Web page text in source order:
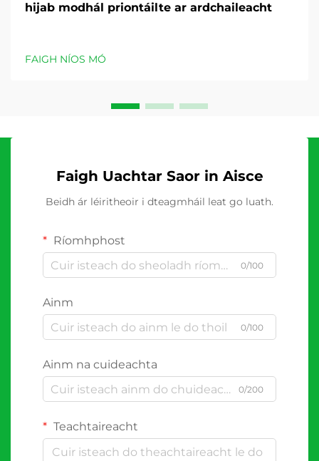
hijab modhál priontáilte ar ardchaileacht
FAIGH NÍOS MÓ
Faigh Uachtar Saor in Aisce
Beidh ár léiritheoir i dteagmháil leat go luath.
Ríomhphost
0/100
Ainm
0/100
Ainm na cuideachta
0/200
Teachtaireacht